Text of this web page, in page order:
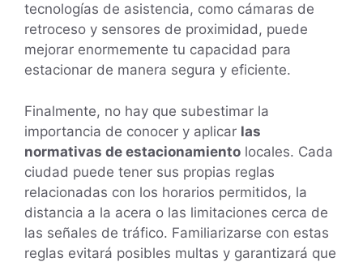
tecnologías de asistencia, como cámaras de
retroceso y sensores de proximidad, puede
mejorar enormemente tu capacidad para
estacionar de manera segura y eficiente.
Finalmente, no hay que subestimar la
importancia de conocer y aplicar las
normativas de estacionamiento locales. Cada
ciudad puede tener sus propias reglas
relacionadas con los horarios permitidos, la
distancia a la acera o las limitaciones cerca de
las señales de tráfico. Familiarizarse con estas
reglas evitará posibles multas y garantizará que